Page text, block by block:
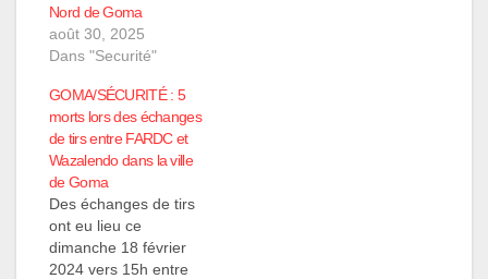
Nord de Goma
août 30, 2025
Dans "Securité"
GOMA/SÉCURITÉ : 5
morts lors des échanges
de tirs entre FARDC et
Wazalendo dans la ville
de Goma
Des échanges de tirs
ont eu lieu ce
dimanche 18 février
2024 vers 15h entre